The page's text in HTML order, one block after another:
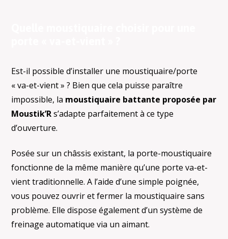
Est-il possible d’installer une moustiquaire/porte
« va-et-vient » ? Bien que cela puisse paraître
impossible, la moustiquaire battante proposée par
Moustik’Rs’adapte parfaitement à ce type
d’ouverture.
Posée sur un châssis existant, la porte-moustiquaire
fonctionne de la même manière qu’une porte va-et-
vient traditionnelle. A l’aide d’une simple poignée,
vous pouvez ouvrir et fermer la moustiquaire sans
problème. Elle dispose également d’un système de
freinage automatique via un aimant.